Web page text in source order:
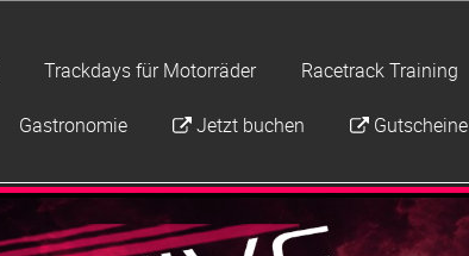
Trackdays für Motorräder Racetrack Training
Gastronomie Jetzt buchen Gutscheine